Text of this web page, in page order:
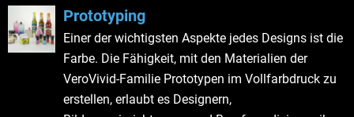
Prototyping
Einer der wichtigsten Aspekte jedes Designs ist die
Farbe. Die Fähigkeit, mit den Materialien der
VeroVivid-Familie Prototypen im Vollfarbdruck zu
erstellen, erlaubt es Designern,